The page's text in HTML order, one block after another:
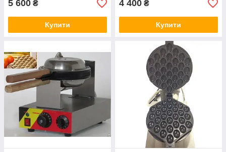
5 600 ₴
Купити
4 400 ₴
Купити